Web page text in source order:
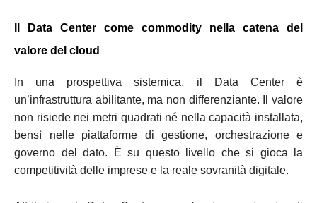
Il Data Center come commodity nella catena del
valore del cloud
In una prospettiva sistemica, il Data Center è
un’infrastruttura abilitante, ma non differenziante. Il valore
non risiede nei metri quadrati né nella capacità installata,
bensì nelle piattaforme di gestione, orchestrazione e
governo del dato. È su questo livello che si gioca la
competitività delle imprese e la reale sovranità digitale.